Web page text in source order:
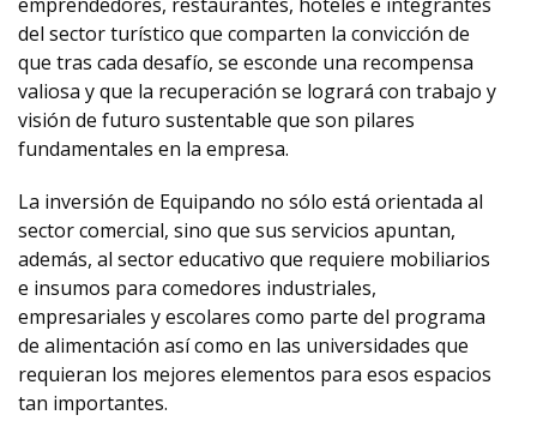
del sector turístico que comparten la convicción de
que tras cada desafío, se esconde una recompensa
valiosa y que la recuperación se logrará con trabajo y
visión de futuro sustentable que son pilares
fundamentales en la empresa.
La inversión de Equipando no sólo está orientada al
sector comercial, sino que sus servicios apuntan,
además, al sector educativo que requiere mobiliarios
e insumos para comedores industriales,
empresariales y escolares como parte del programa
de alimentación así como en las universidades que
requieran los mejores elementos para esos espacios
tan importantes.